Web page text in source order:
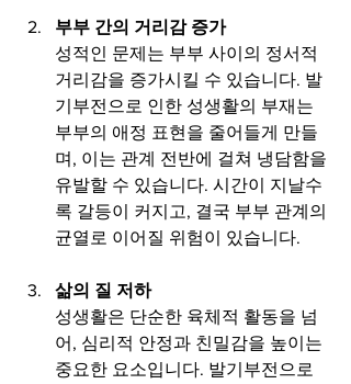
부부 간의 거리감 증가
성적인 문제는 부부 사이의 정서적
거리감을 증가시킬 수 있습니다. 발
기부전으로 인한 성생활의 부재는
부부의 애정 표현을 줄어들게 만들
며, 이는 관계 전반에 걸쳐 냉담함을
유발할 수 있습니다. 시간이 지날수
록 갈등이 커지고, 결국 부부 관계의
균열로 이어질 위험이 있습니다.
삶의 질 저하
성생활은 단순한 육체적 활동을 넘
어, 심리적 안정과 친밀감을 높이는
중요한 요소입니다. 발기부전으로